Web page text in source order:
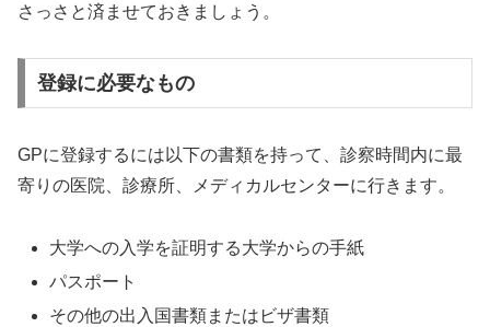
さっさと済ませておきましょう。
登録に必要なもの
GPに登録するには以下の書類を持って、診察時間内に最
寄りの医院、診療所、メディカルセンターに行きます。
大学への入学を証明する大学からの手紙
パスポート
その他の出入国書類またはビザ書類